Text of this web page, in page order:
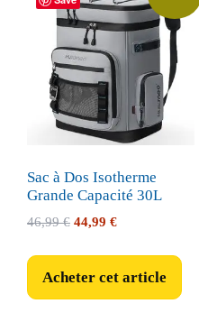
Sac à Dos Isotherme
Grande Capacité 30L
46,99€ Le
était :
46,99 €.
44,99 €Le
est :
44,99 €.
Acheter cet article